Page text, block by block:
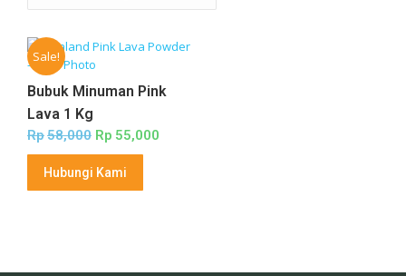
Sale!
Bubuk Minuman Pink
Lava 1 Kg
Rp58,000 Rp 55,000
Hubungi Kami